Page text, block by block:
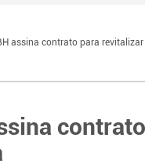
assina contrato para